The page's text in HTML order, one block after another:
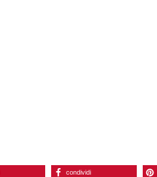
condividi